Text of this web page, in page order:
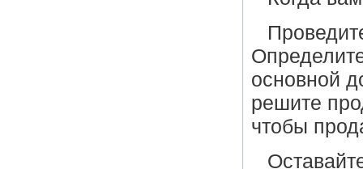
основной
решите
чтобы